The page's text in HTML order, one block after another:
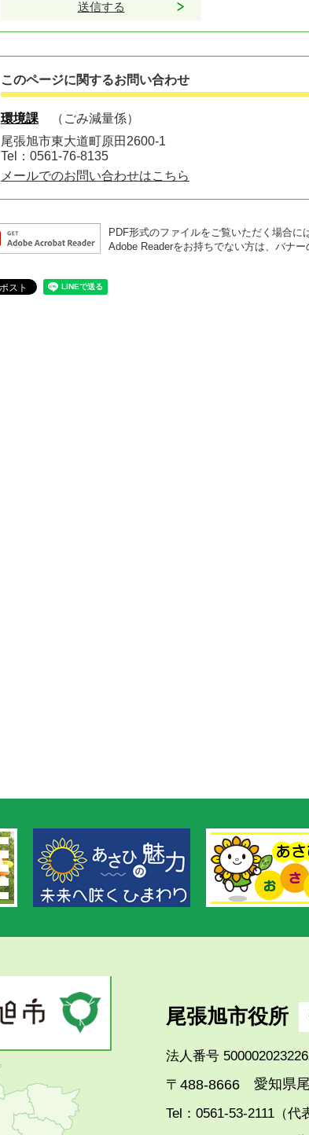
このページに関するお問い合わせ
環境課
ごみ減量係
尾張旭市東大道町原田2600-1
Tel：0561-76-8135
メールでのお問い合わせはこちら
PDF形式のファイルをご覧いただく場合に
Adobe Readerをお持ちでない方は、バナ
尾張旭市役所
法人番号
〒488-8666 愛知県
Tel：0561-53-2111（代